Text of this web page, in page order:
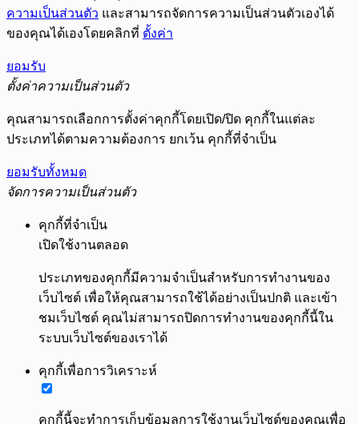
ความเป็นส่วนตัว และสามารถจัดการความเป็นส่วนตัวเองได้
ของคุณได้เองโดยคลิกที่ ตั้งค่า
ยอมรับ
ตั้งค่าความเป็นส่วนตัว
คุณสามารถเลือกการตั้งค่าคุกกี้โดยเปิด/ปิด คุกกี้ในแต่ละ
ประเภทได้ตามความต้องการ ยกเว้น คุกกี้ที่จำเป็น
ยอมรับทั้งหมด
จัดการความเป็นส่วนตัว
คุกกี้ที่จำเป็น
เปิดใช้งานตลอด
ประเภทของคุกกี้มีความจำเป็นสำหรับการทำงานของ
เว็บไซต์ เพื่อให้คุณสามารถใช้ได้อย่างเป็นปกติ และเข้า
ชมเว็บไซต์ คุณไม่สามารถปิดการทำงานของคุกกี้นี้ใน
ระบบเว็บไซต์ของเราได้
คุกกี้เพื่อการวิเคราะห์
คุกกี้นี้จะทำการเก็บข้อมูลการใช้งานเว็บไซต์ของคุณเพื่อ